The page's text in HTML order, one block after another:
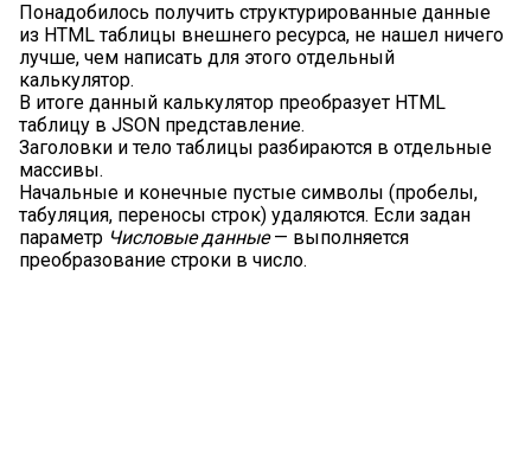
Понадобилось получить структурированные данные
из HTML таблицы внешнего ресурса, не нашел ничего
лучше, чем написать для этого отдельный
калькулятор.
В итоге данный калькулятор преобразует HTML
таблицу в JSON представление.
Заголовки и тело таблицы разбираются в отдельные
массивы.
Начальные и конечные пустые символы (пробелы,
табуляция, переносы строк) удаляются. Если задан
параметр Числовые данные— выполняется
преобразование строки в число.